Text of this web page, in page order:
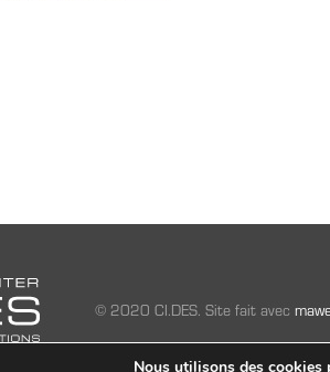
© 2020 CI.DES. Site fait avec
Nous utilisons des cookies